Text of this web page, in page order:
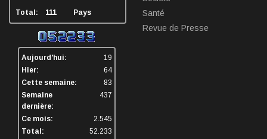
Total: 111 Pays
Aujourd'hui:
19
Hier:
64
Cette semaine:
83
Semaine
dernière:
437
Ce mois:
2.545
Total:
52.233
Santé
Revue de Presse